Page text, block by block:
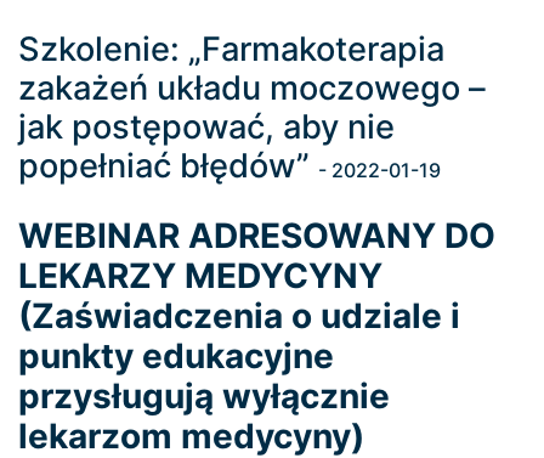
Loading...
Szkolenie: „Farmakoterapia
zakażeń układu moczowego –
jak postępować, aby nie
popełniać błędów” - 2022-01-19
WEBINAR ADRESOWANY DO
LEKARZY MEDYCYNY
(Zaświadczenia o udziale i
punkty edukacyjne
przysługują wyłącznie
lekarzom medycyny)